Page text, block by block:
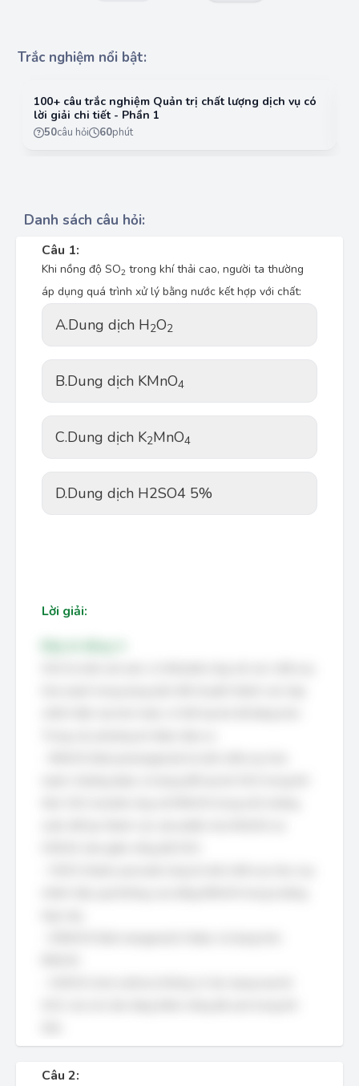
Trắc nghiệm nổi bật:
100+ câu trắc nghiệm Quản trị chất lượng dịch vụ có
lời giải chi tiết - Phần 1
50câu hỏi 60phút
Danh sách câu hỏi:
Câu 1:
Khi nồng độ SO2 trong khí thải cao, người ta thường
áp dụng quá trình xử lý bằng nước kết hợp với chất:
A.Dung dịch H2O2
B.Dung dịch KMnO4
C.Dung dịch K2MnO4
D.Dung dịch H2SO4 5%
Lời giải:
Câu 2: